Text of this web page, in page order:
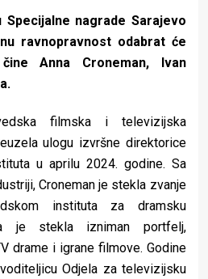
Specijalne nagrade Sarajevo
ravnopravnost odabrat će
Anna Croneman, Ivan
filmska i televizijska
ulogu izvršne direktorice
u aprilu 2024. godine. Sa
Croneman je stekla zvanje
instituta za dramsku
je stekla izniman portfelj,
drame i igrane filmove. Godine
Odjela za televizijsku